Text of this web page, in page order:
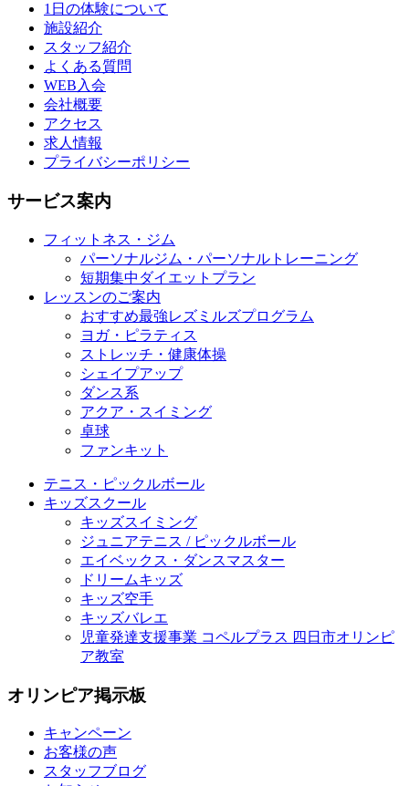
1日の体験について
施設紹介
スタッフ紹介
よくある質問
WEB入会
会社概要
アクセス
求人情報
プライバシーポリシー
サービス案内
フィットネス・ジム
パーソナルジム・パーソナルトレーニング
短期集中ダイエットプラン
レッスンのご案内
おすすめ最強レズミルズプログラム
ヨガ・ピラティス
ストレッチ・健康体操
シェイプアップ
ダンス系
アクア・スイミング
卓球
ファンキット
テニス・ピックルボール
キッズスクール
キッズスイミング
ジュニアテニス / ピックルボール
エイベックス・ダンスマスター
ドリームキッズ
キッズ空手
キッズバレエ
児童発達支援事業 コペルプラス 四日市オリンピ
ア教室
オリンピア掲示板
キャンペーン
お客様の声
スタッフブログ